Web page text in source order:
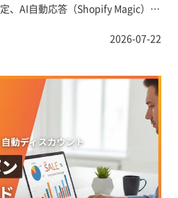
、AI自動応答（Shopify Magic）の
パーソナライズ対応、チャット経
2026-07-22